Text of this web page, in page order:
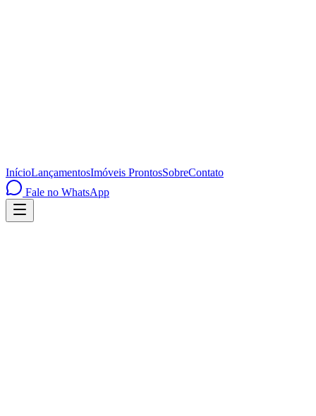
InícioLançamentosImóveis ProntosSobreContato
Fale no WhatsApp